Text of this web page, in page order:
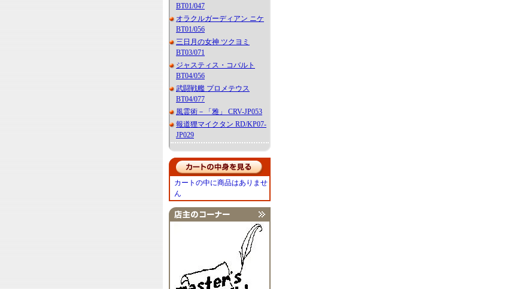
BT01/047
オラクルガーディアン ニケ
BT01/056
三日月の女神 ツクヨミ
BT03/071
ジャスティス・コバルト
BT04/056
武闘戦艦 プロメテウス
BT04/077
風霊術－「雅」 CRV-JP053
報道狸マイクタン RD/KP07-
JP029
カートの中に商品はありませ
ん